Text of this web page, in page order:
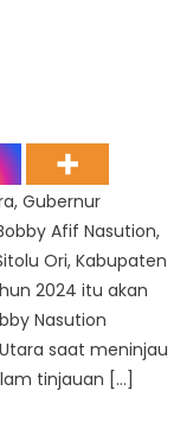
Gubernur
Afif Nasution,
Ori, Kabupaten
2024 itu akan
Nasution
saat meninjau
tinjauan […]